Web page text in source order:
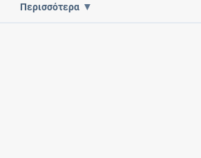
Περισσότερα